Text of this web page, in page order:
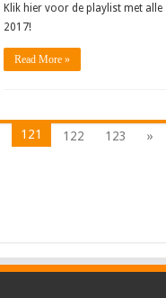
Klik hier voor de playlist met alle
2017!
Read More »
121 122 123 »